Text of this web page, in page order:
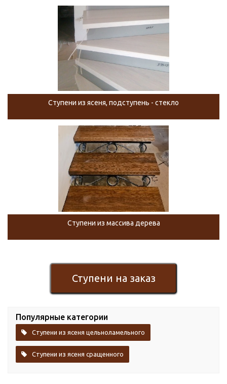
Ступени из ясеня, подступень - стекло
Ступени из массива дерева
Ступени на заказ
Популярные категории
Ступени из ясеня цельноламельного
Ступени из ясеня сращенного